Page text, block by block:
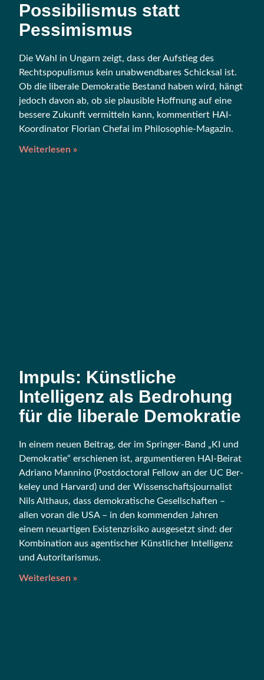
Possibilismus statt
Pessimismus
Die Wahl in Ungarn zeigt, dass der Auf­stieg des
Rechts­po­pu­lis­mus kein unab­wend­ba­res Schick­sal ist.
Ob die libe­ra­le Demo­kra­tie Bestand haben wird, hängt
jedoch davon ab, ob sie plau­si­ble Hoff­nung auf eine
bes­se­re Zukunft ver­mit­teln kann, kom­men­tiert HAI-
Koor­di­na­tor Flo­ri­an Che­fai im Philosophie-Magazin.
Weiterlesen »
Impuls: Künstliche
Intelligenz als Bedrohung
für die liberale Demokratie
In einem neu­en Bei­trag, der im Sprin­ger-Band „KI und
Demo­kra­tie“ erschie­nen ist, argu­men­tie­ren HAI-Bei­rat
Adria­no Man­ni­no (Post­doc­to­ral Fel­low an der UC Ber­
ke­ley und Har­vard) und der Wis­sen­schafts­jour­na­list
Nils Alt­haus, dass demo­kra­ti­sche Gesell­schaf­ten –
allen vor­an die USA – in den kom­men­den Jah­ren
einem neu­ar­ti­gen Exis­tenz­ri­si­ko aus­ge­setzt sind: der
Kom­bi­na­ti­on aus agen­ti­scher Künst­li­cher Intel­li­genz
und Autoritarismus.
Weiterlesen »